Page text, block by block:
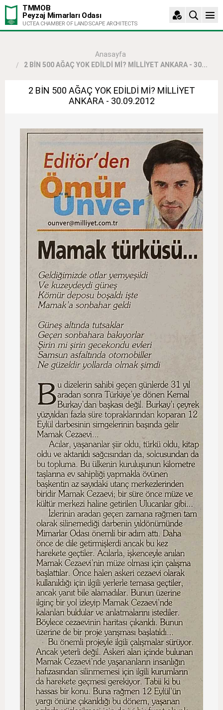
TMMOB
Peyzaj Mimarları Odası
UCTEA CHAMBER OF LANDSCAPE ARCHITECTS
Anasayfa
2 BİN 500 AĞAÇ YOK EDİLDİ Mİ? MİLLİYET ANKARA - 30...
2 BİN 500 AĞAÇ YOK EDİLDİ Mİ? MİLLİYET
ANKARA - 30.09.2012